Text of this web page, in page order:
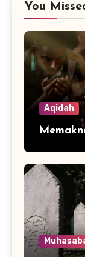
You
Aqidah